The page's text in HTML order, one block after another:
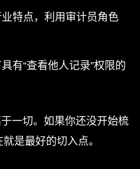
特点，利用审计员角色
有“查看他人记录”权限的
一切。如果你还没开始梳
是最好的切入点。